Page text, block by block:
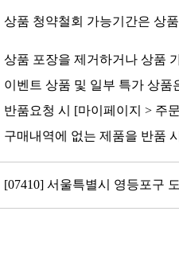
상품 청약철회 가능기간은 상
상품 포장을 제거하거나 상품
이벤트 상품 및 일부 특가 상
반품요청 시 [마이페이지 > 주
구매내역에 없는 제품을 반품
[07410] 서울특별시 영등포구